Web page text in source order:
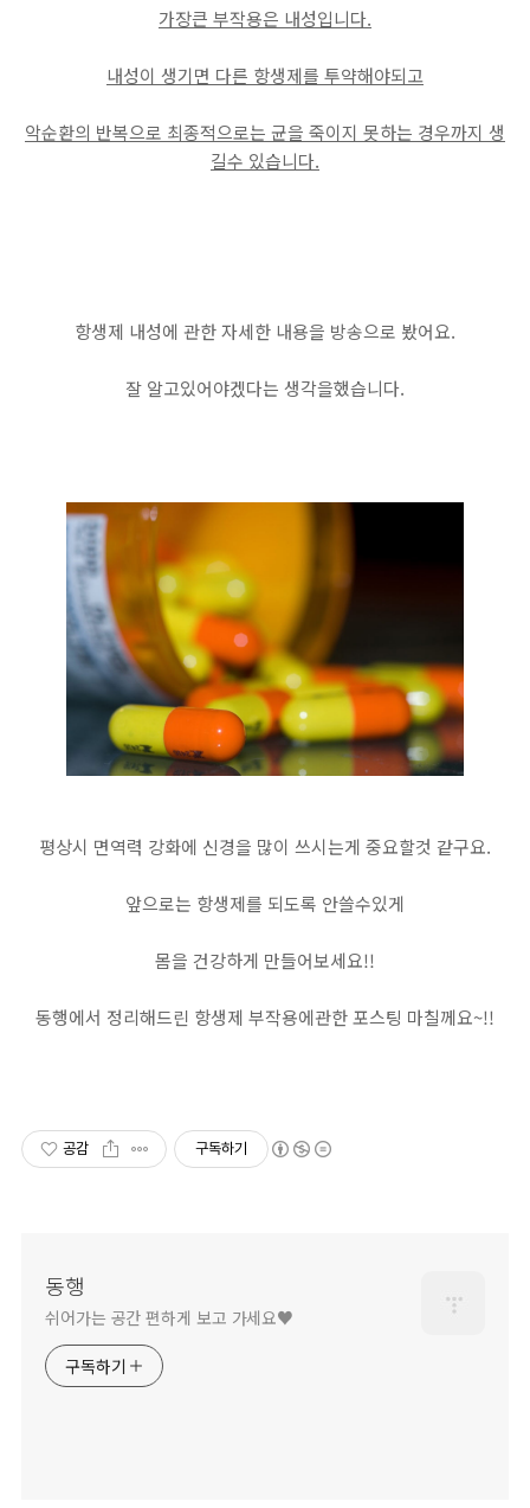
가장큰 부작용은 내성입니다.
내성이 생기면 다른 항생제를 투약해야되고
악순환의 반복으로 최종적으로는 균을 죽이지 못하는 경우까지 생
길수 있습니다.
항생제 내성에 관한 자세한 내용을 방송으로 봤어요.
잘 알고있어야겠다는 생각을했습니다.
평상시 면역력 강화에 신경을 많이 쓰시는게 중요할것 같구요.
앞으로는 항생제를 되도록 안쓸수있게
몸을 건강하게 만들어보세요!!
동행에서 정리해드린 항생제 부작용에관한 포스팅 마칠께요~!!
공감 구독하기
동행
쉬어가는 공간 편하게 보고 가세요♥
구독하기